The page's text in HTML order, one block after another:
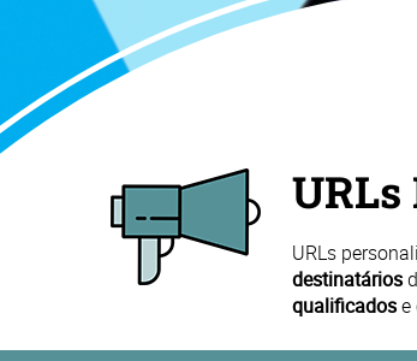
URLs
destinatários
qualificadose